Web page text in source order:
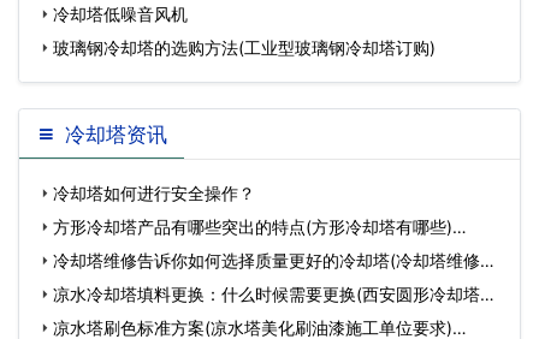
冷却塔低噪音风机
玻璃钢冷却塔的选购方法(工业型玻璃钢冷却塔订购)
冷却塔资讯
冷却塔如何进行安全操作？
方形冷却塔产品有哪些突出的特点(方形冷却塔有哪些)…
冷却塔维修告诉你如何选择质量更好的冷却塔(冷却塔维修推
荐…凉水冷却塔填料更换：什么时候需要更换(西安圆形冷却塔填
料更…
凉水塔刷色标准方案(凉水塔美化刷油漆施工单位要求)…